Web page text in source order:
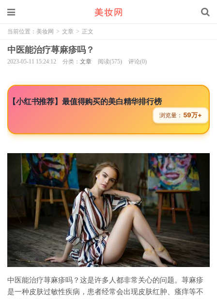
当前位置： 美妆网 > 文章 > 正文
中医能治疗荨麻疹吗？
2023-05-11 15:24:12 分类： 文章 阅读(575) 评论(0)
【小红书推荐】最值得购买的美白精华排行榜
浏览量： 59万+
中医能治疗荨麻疹吗？这是许多人都非常关心的问题。荨麻疹
是一种皮肤过敏性疾病，患者经常会出现皮肤红肿、瘙痒等不